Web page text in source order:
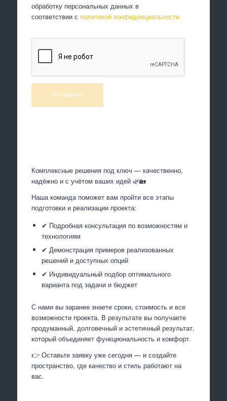
обработку персональных данных в
соответствии с политикой конфиденциальности
Комплексные решения под ключ — качественно,
надёжно и с учётом ваших идей 🌿🏡
Наша команда поможет вам пройти все этапы
подготовки и реализации проекта:
✔ Подробная консультация по возможностям и
технологиям
✔ Демонстрация примеров реализованных
решений и доступных опций
✔ Индивидуальный подбор оптимального
варианта под задачи и бюджет
С нами вы заранее знаете сроки, стоимость и все
возможности проекта. В результате вы получаете
продуманный, долговечный и эстетичный результат,
который объединяет функциональность и комфорт.
👉 Оставьте заявку уже сегодня — и создайте
пространство, где качество и стиль работают на
вас.